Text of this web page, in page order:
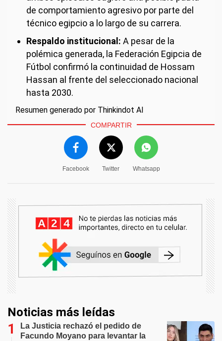
de comportamiento agresivo por parte del
técnico egipcio a lo largo de su carrera.
Respaldo institucional: A pesar de la
polémica generada, la Federación Egipcia de
Fútbol confirmó la continuidad de Hossam
Hassan al frente del seleccionado nacional
hasta 2030.
Resumen generado por Thinkindot AI
COMPARTIR
Facebook Twitter Whatsapp
Noticias más leídas
La Justicia rechazó el pedido de
Facundo Moyano para levantar la